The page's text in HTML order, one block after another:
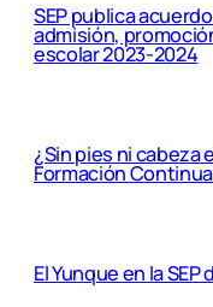
SEP publica
admisión,
escolar 2023-2024
¿Sin pies ni cabeza
Formación
El Yunque en la SEP